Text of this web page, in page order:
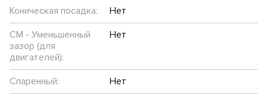
Коническая посадка:
Нет
CM - Уменьшенный
зазор (для
двигателей):
Нет
Спаренный:
Нет